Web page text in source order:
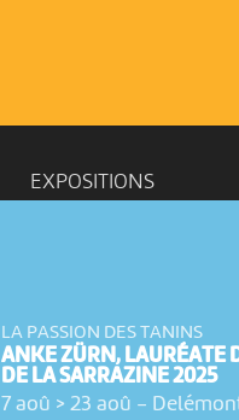
EXPOSITIONS
LA PASSION DES TANINS
ANKE ZÜRN, LAURÉATE
DE LA SARRAZINE 2025
7 aoû > 23 aoû -